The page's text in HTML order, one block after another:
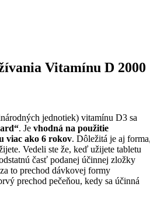
Vitamínu D 2000
jednotiek) vitamínu D3 sa
. Je vhodná na použitie
viac ako 6 rokov. Dôležitá je aj
Vedeli ste že, keď užijete tabletu
časť podanej účinnej zložky
to prechod dávkovej formy
prechod pečeňou, kedy sa účinná